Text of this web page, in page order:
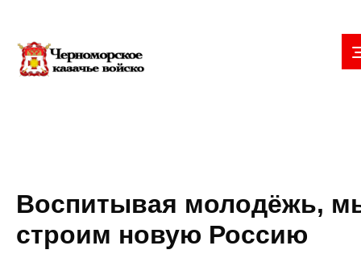
Воспитывая молодёжь,
строим новую Россию